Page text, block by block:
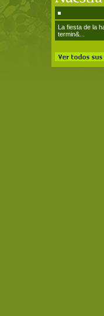
La fiesta de la
termin&...